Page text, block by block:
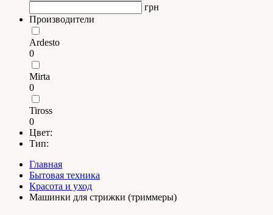
грн
Производители
Ardesto
0
Mirta
0
Tiross
0
Цвет:
Тип:
Главная
Бытовая техника
Красота и уход
Машинки для стрижки (триммеры)